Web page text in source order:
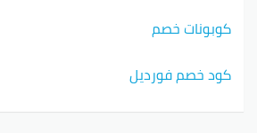
كوبونات خصم
كود خصم فورديل